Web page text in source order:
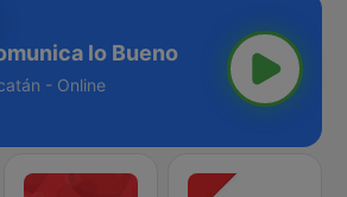
lo Bueno
- Online